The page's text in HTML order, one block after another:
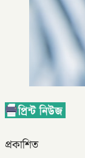
প্রকাশিত